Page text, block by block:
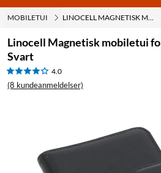
MOBILETUI LINOCELL MAGNETISK MOBILETUI FOR IPHONE 6 PLUS-SERIEN SVART
Linocell Magnetisk mobiletui
Svart
4.0
(8 kundeanmeldelser)